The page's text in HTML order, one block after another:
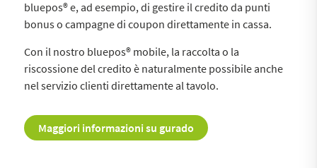
bluepos® e, ad esempio, di gestire il credito da punti
bonus o campagne di coupon direttamente in cassa.
Con il nostro bluepos® mobile, la raccolta o la
riscossione del credito è naturalmente possibile anche
nel servizio clienti direttamente al tavolo.
Maggiori informazioni su gurado